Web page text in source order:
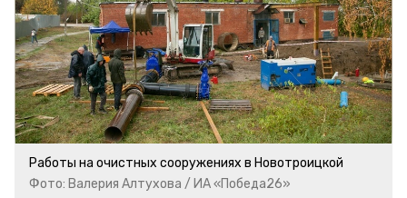
Работы на очистных сооружениях в Новотроицкой
Фото: Валерия Алтухова / ИА «Победа26»